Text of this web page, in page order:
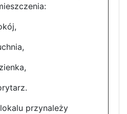
przynależy